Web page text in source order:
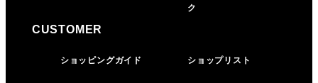
ク
CUSTOMER
ショッピングガイド ショップリスト